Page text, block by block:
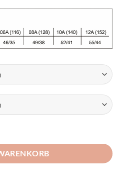
Be Happy Menge